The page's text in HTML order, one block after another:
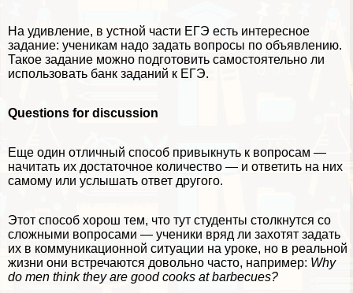
На удивление, в устной части ЕГЭ есть интересное
задание: ученикам надо задать вопросы по объявлению.
Такое задание можно подготовить самостоятельно ли
использовать банк заданий к ЕГЭ.
Questions for discussion
Еще один отличный способ привыкнуть к вопросам —
начитать их достаточное количество — и ответить на них
самому или услышать ответ другого.
Этот способ хорош тем, что тут студенты столкнутся со
сложными вопросами — ученики вряд ли захотят задать
их в коммуникационной ситуации на уроке, но в реальной
жизни они встречаются довольно часто, например: Why
do men think they are good cooks at barbecues?